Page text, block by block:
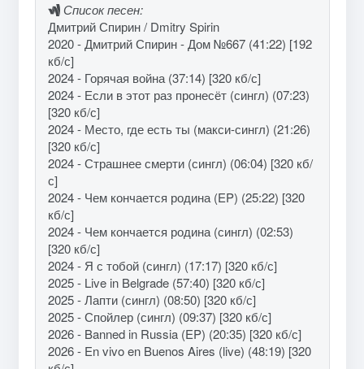
Список песен:
Дмитрий Спирин / Dmitry Spirin
2020 - Дмитрий Спирин - Дом №667 (41:22) [192
кб/с]
2024 - Горячая война (37:14) [320 кб/с]
2024 - Если в этот раз пронесёт (сингл) (07:23)
[320 кб/с]
2024 - Место, где есть ты (макси-сингл) (21:26)
[320 кб/с]
2024 - Страшнее смерти (сингл) (06:04) [320 кб/
с]
2024 - Чем кончается родина (EP) (25:22) [320
кб/с]
2024 - Чем кончается родина (сингл) (02:53)
[320 кб/с]
2024 - Я с тобой (сингл) (17:17) [320 кб/с]
2025 - Live in Belgrade (57:40) [320 кб/с]
2025 - Лапти (сингл) (08:50) [320 кб/с]
2025 - Спойлер (сингл) (09:37) [320 кб/с]
2026 - Banned in Russia (EP) (20:35) [320 кб/с]
2026 - En vivo en Buenos Aires (live) (48:19) [320